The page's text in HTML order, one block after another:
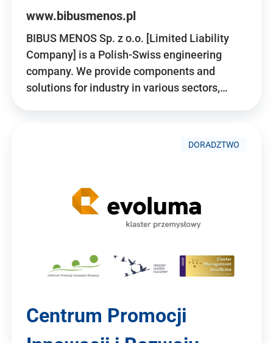
www.bibusmenos.pl
BIBUS MENOS Sp. z o.o. [Limited Liability
Company] is a Polish-Swiss engineering
company. We provide components and
solutions for industry in various sectors,…
DORADZTWO
Centrum Promocji